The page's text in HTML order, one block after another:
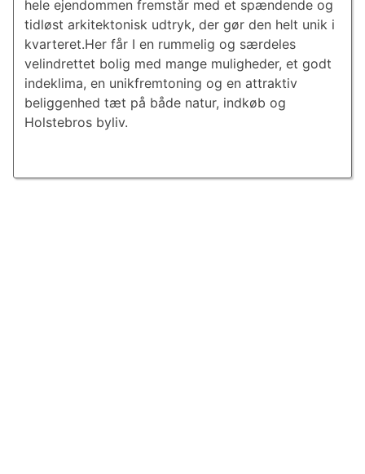
hele ejendommen fremstår med et spændende og
tidløst arkitektonisk udtryk, der gør den helt unik i
kvarteret.Her får I en rummelig og særdeles
velindrettet bolig med mange muligheder, et godt
indeklima, en unikfremtoning og en attraktiv
beliggenhed tæt på både natur, indkøb og
Holstebros byliv.